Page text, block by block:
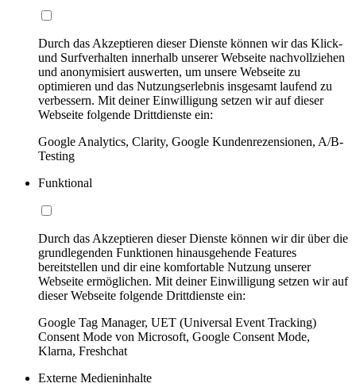
Durch das Akzeptieren dieser Dienste können wir das Klick-
und Surfverhalten innerhalb unserer Webseite nachvollziehen
und anonymisiert auswerten, um unsere Webseite zu
optimieren und das Nutzungserlebnis insgesamt laufend zu
verbessern. Mit deiner Einwilligung setzen wir auf dieser
Webseite folgende Drittdienste ein:
Google Analytics, Clarity, Google Kundenrezensionen, A/B-
Testing
Funktional
Durch das Akzeptieren dieser Dienste können wir dir über die
grundlegenden Funktionen hinausgehende Features
bereitstellen und dir eine komfortable Nutzung unserer
Webseite ermöglichen. Mit deiner Einwilligung setzen wir auf
dieser Webseite folgende Drittdienste ein:
Google Tag Manager, UET (Universal Event Tracking)
Consent Mode von Microsoft, Google Consent Mode,
Klarna, Freshchat
Externe Medieninhalte